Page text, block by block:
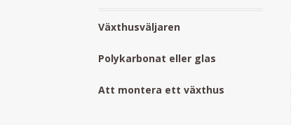
Växthusväljaren
Polykarbonat eller glas
Att montera ett växthus